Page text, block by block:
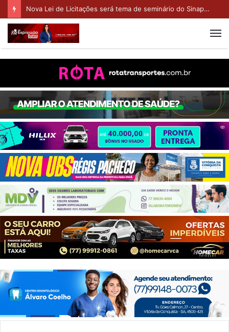
Conquista: Câmara aprova lei que reajusta salário dos servidores municipais e atualiza piso do magistério